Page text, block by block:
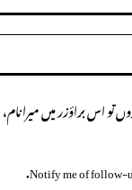
تو اس براؤزر میں میرا
Notify me of follow-